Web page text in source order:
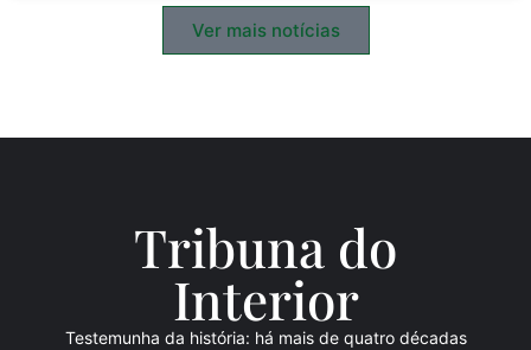
Ver mais notícias
Tribuna do
Interior
Testemunha da história: há mais de quatro décadas